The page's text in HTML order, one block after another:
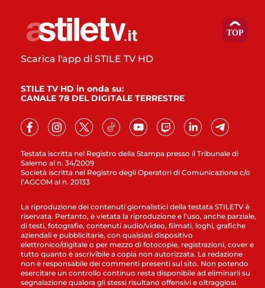
Testata iscritta nel Registro della Stampa presso il Tribunale di
Salerno al n. 34/2009
Società iscritta nel Registro degli Operatori di Comunicazione c/o
l’AGCOM al n. 20133
Scarica l'app di STILE TV HD
STILE TV HD in onda su:
CANALE 78 DEL DIGITALE TERRESTRE
La riproduzione dei contenuti giornalistici della testata STILETV è
riservata. Pertanto, è vietata la riproduzione e l’uso, anche parziale,
di testi, fotografie, contenuti audio/video, filmati, loghi, grafiche
aziendali e pubblicitarie, con qualsiasi dispositivo
elettronico/digitale o per mezzo di fotocopie, registrazioni, cover e
tutto quanto è ascrivibile a copia non autorizzata. La redazione
non è responsabile dei commenti presenti sul sito. Non potendo
esercitare un controllo continuo resta disponibile ad eliminarli su
segnalazione qualora gli stessi risultano offensivi e oltraggiosi.